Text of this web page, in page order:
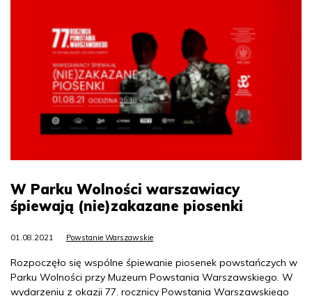
W Parku Wolności warszawiacy
śpiewają (nie)zakazane piosenki
01.08.2021 Powstanie Warszawskie
Rozpoczęło się wspólne śpiewanie piosenek powstańczych w
Parku Wolności przy Muzeum Powstania Warszawskiego. W
wydarzeniu z okazji 77. rocznicy Powstania Warszawskiego